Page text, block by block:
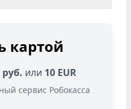
картой
руб. или 10 EUR
сервис Робокасса